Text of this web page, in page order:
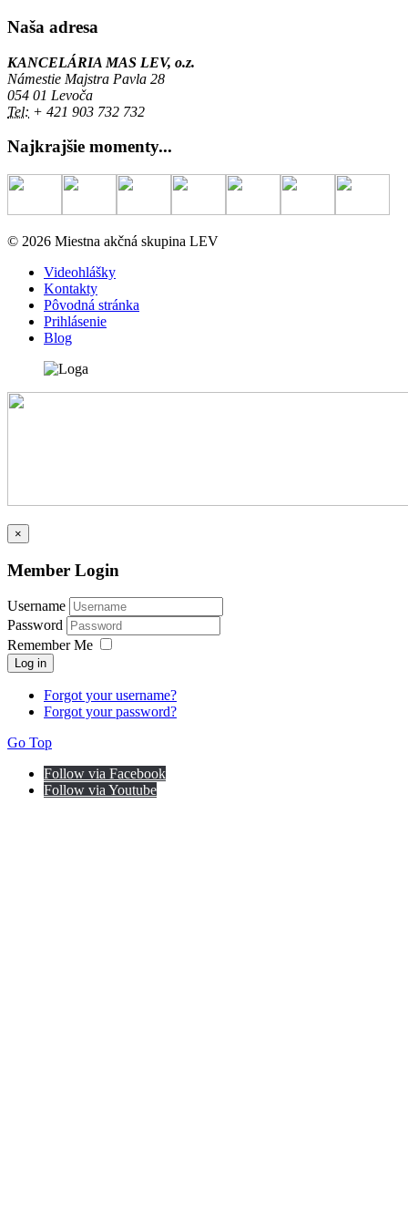
Naša adresa
KANCELÁRIA MAS LEV, o.z.
Námestie Majstra Pavla 28
054 01 Levoča
Tel: + 421 903 732 732
Najkrajšie momenty...
© 2026 Miestna akčná skupina LEV
Videohlášky
Kontakty
Pôvodná stránka
Prihlásenie
Blog
×
Member Login
Username
Password
Remember Me
Log in
Forgot your username?
Forgot your password?
Go Top
Follow via Facebook
Follow via Youtube